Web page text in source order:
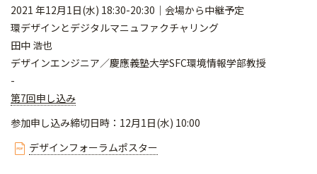
2021 年12月1日(水) 18:30-20:30｜会場から中継予定
環デザインとデジタルマニュファクチャリング
田中 浩也
デザインエンジニア／慶應義塾大学SFC環境情報学部教授
-
第7回申し込み
参加申し込み締切日時：12月1日(水) 10:00
デザインフォーラムポスター